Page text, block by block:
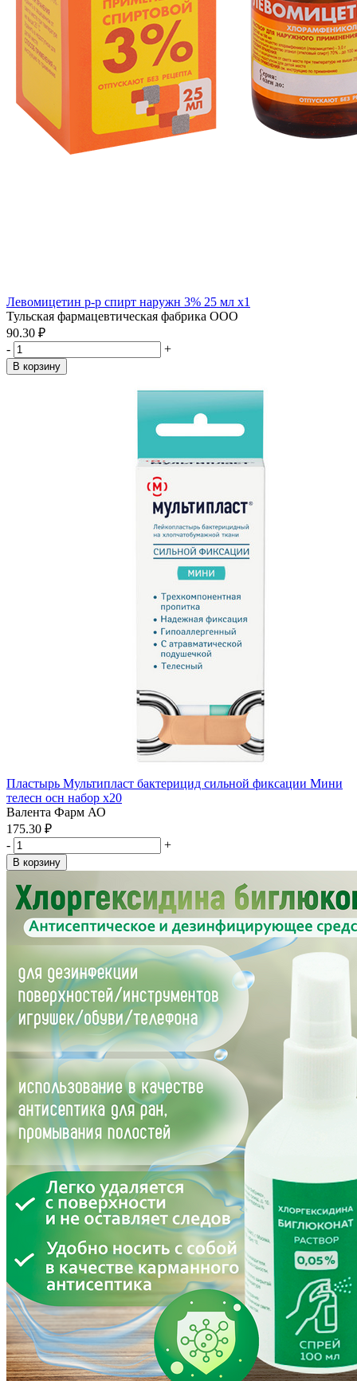
Левомицетин р-р спирт наружн 3% 25 мл x1
Тульская фармацевтическая фабрика ООО
90.30 ₽
-
+
В корзину
Пластырь Мультипласт бактерицид сильной фиксации Мини
телесн осн набор x20
Валента Фарм АО
175.30 ₽
-
+
В корзину